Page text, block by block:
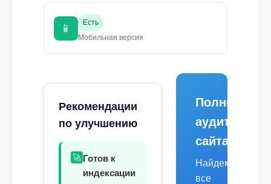
📱
Есть
Мобильная версия
Рекомендации
по улучшению
🚀 Готов к
индексации
Полный
аудит
сайта
Найдем
все